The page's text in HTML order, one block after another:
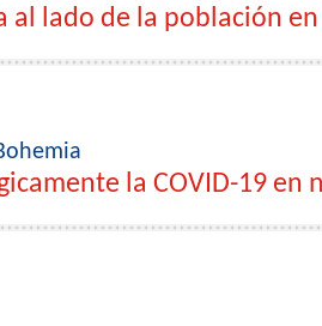
al lado de la población
la COVID-19 en